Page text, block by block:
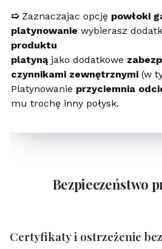
➯ Zaznaczajac opcję powłoki
platynowanie wybierasz
produktu
platyną jako dodatkowe
czynnikami zewnętrznymi (w
Platynowanie przyciemnia
mu trochę inny połysk.
Bezpieczeństwo
Certyfikaty i ostrzeżenie